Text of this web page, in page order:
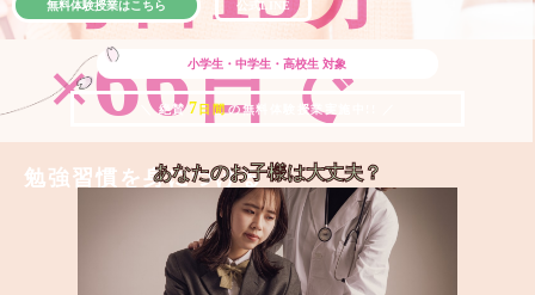
×66日で
勉強習慣を身につける
小学生・中学生・高校生 対象
＼ 絶賛 7 日間の無料体験授業実施中!! ／
無料体験授業はこちら 公式LINE
あなたのお子様は大丈夫？